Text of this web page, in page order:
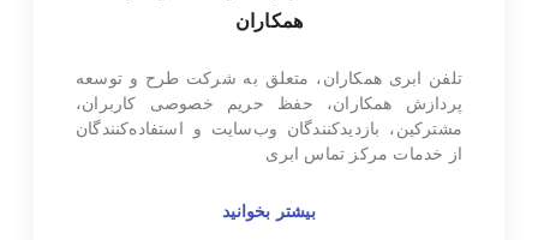
همکاران
تلفن ابری همکاران، متعلق به شرکت طرح و توسعه
پردازش همکاران، حفظ حریم خصوصی کاربران،
مشترکین، بازدیدکنندگان وب‌سایت و استفاده‌کنندگان
از خدمات مرکز تماس ابری
بیشتر بخوانید